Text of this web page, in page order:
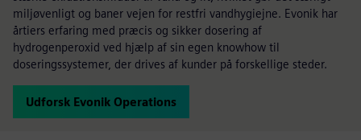
miljøvenligt og baner vejen for restfri vandhygiejne. Evonik har
årtiers erfaring med præcis og sikker dosering af
hydrogenperoxid ved hjælp af sin egen knowhow til
doseringssystemer, der drives af kunder på forskellige steder.
Udforsk Evonik Operations